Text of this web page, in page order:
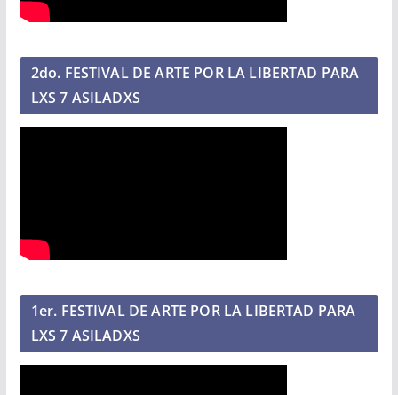
2do. FESTIVAL DE ARTE POR LA LIBERTAD PARA
LXS 7 ASILADXS
1er. FESTIVAL DE ARTE POR LA LIBERTAD PARA
LXS 7 ASILADXS